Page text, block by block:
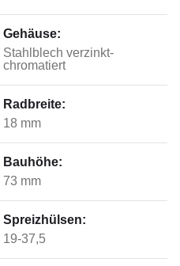
Gehäuse:
Stahlblech verzinkt-
chromatiert
Radbreite:
18 mm
Bauhöhe:
73 mm
Spreizhülsen:
19-37,5